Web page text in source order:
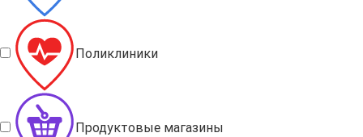
Поликлиники
Продуктовые магазины